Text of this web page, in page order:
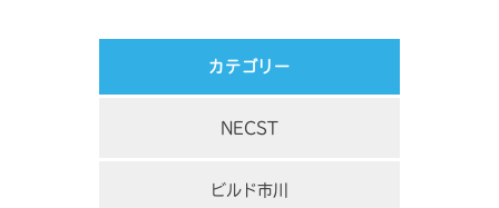
カテゴリー
NECST
ビルド市川